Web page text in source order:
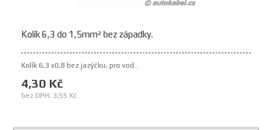
Kolík 6,3 do 1,5mm² bez západky.
Kolík 6,3 x0,8 bez jazýčku, pro vod..
4,30 Kč
bez DPH: 3,55 Kč